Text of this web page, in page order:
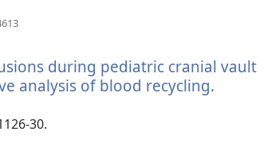
prozor)during pediatric cranial vault
analysis of blood recycling.
30.